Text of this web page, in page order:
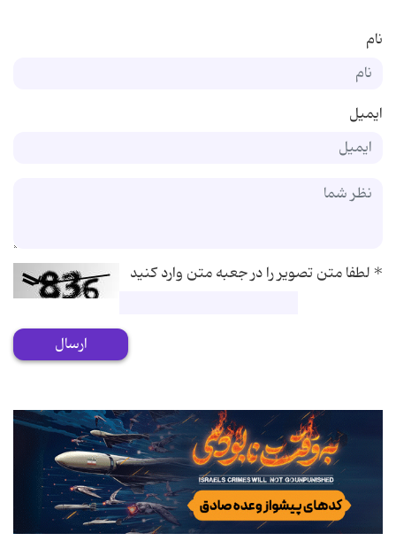
نام
ایمیل
*لطفا متن تصویر را در جعبه متن وارد کنید
ارسال